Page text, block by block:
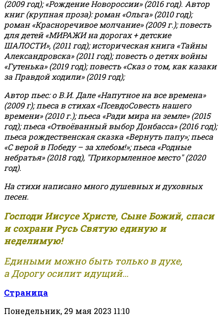
(2009 год); «Рождение Новороссии» (2016 год). Автор
книг (крупная проза): роман «Ольга» (2010 год);
роман «Красноречивое молчание» (2009 г.); повесть
для детей «МИРАЖИ на дорогах + детские
ШАЛОСТИ», (2011 год); историческая книга «Тайны
Александровска» (2011 год); повесть о детях войны
«Гутенька» (2019 год); повесть «Сказ о том, как казаки
за Правдой ходили» (2019 год);
Автор пьес: о В.И. Дале «Напутное на все времена»
(2009 г); пьеса в стихах «ПсевдоСовесть нашего
времени» (2010 г.); пьеса «Ради мира на земле» (2015
год); пьеса «Отвоёванный выбор Донбасса» (2016 год);
пьеса рождественская сказка «Вернуть папу»; пьеса
«С верой в Победу – за хлебом!»;пьеса «Родные
небратья» (2018 год), "Прикормленное место" (2020
год).
На стихи написано много душевных и духовных
песен.
Господи Иисусе Христе, Сыне Божий, спаси
и сохрани Русь Святую единую и
неделимую!
Едиными можно быть только в духе,
а Дорогу осилит идущий...
Страница
Понедельник, 29 мая 2023 11:10